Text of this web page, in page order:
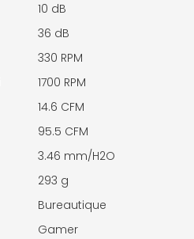
10 dB
36 dB
330 RPM
1700 RPM
14.6 CFM
95.5 CFM
3.46 mm/H2O
293 g
Bureautique
Gamer